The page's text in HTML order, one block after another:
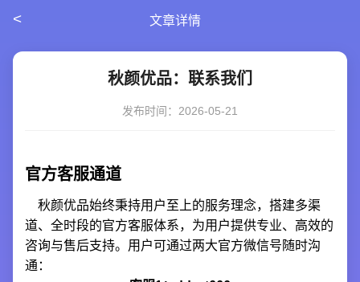
< 文章详情
秋颜优品：联系我们
发布时间：2026-05-21
官方客服通道
秋颜优品始终秉持用户至上的服务理念，搭建多渠
道、全时段的官方客服体系，为用户提供专业、高效的
咨询与售后支持。用户可通过两大官方微信号随时沟
通：